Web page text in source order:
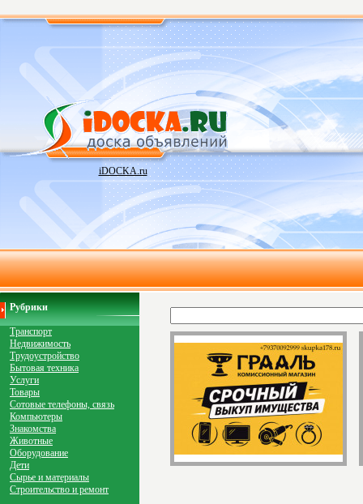
iDOCKA.ru
Рубрики
Транспорт
Недвижимость
Трудоустройство
Бытовая техника
Услуги
Товары
Сотовые телефоны, связь
Компьютеры
Знакомства
Животные
Оборудование
Дети
Сырье и материалы
Строительство и ремонт